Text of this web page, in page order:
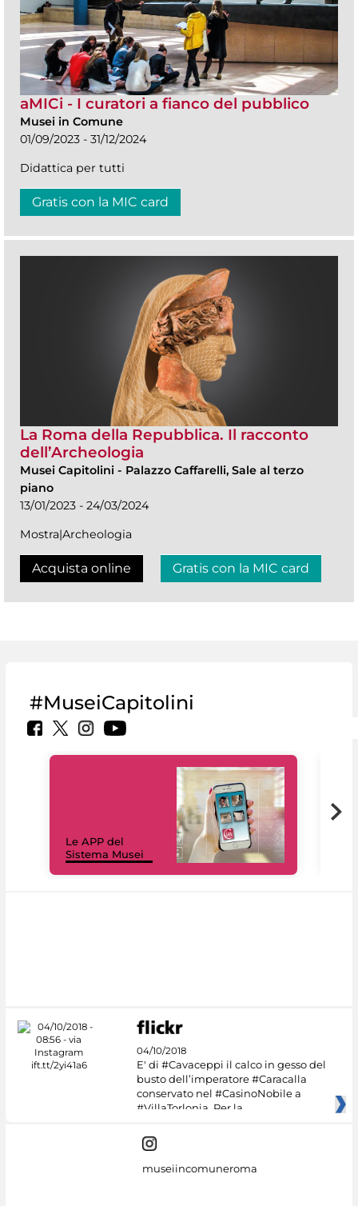
aMICi - I curatori a fianco del pubblico
Musei in Comune
01/09/2023 - 31/12/2024
Didattica per tutti
Gratis con la MIC card
La Roma della Repubblica. Il racconto
dell’Archeologia
Musei Capitolini - Palazzo Caffarelli, Sale al terzo
piano
13/01/2023 - 24/03/2024
Mostra|Archeologia
Acquista online Gratis con la MIC card
#MuseiCapitolini
Le APP del
Sistema Musei
04/10/2018
E' di #Cavaceppi il calco in gesso del
busto dell’imperatore #Caracalla
conservato nel #CasinoNobile a
#VillaTorlonia. Per la
museiincomuneroma